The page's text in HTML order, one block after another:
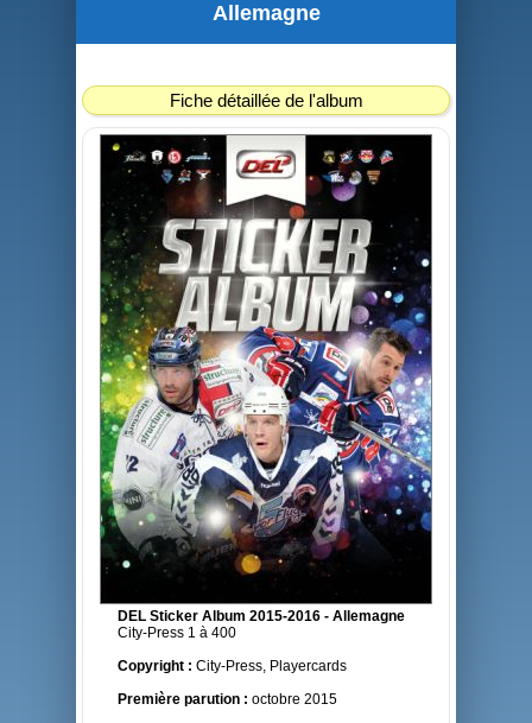
Allemagne
Fiche détaillée de l'album
DEL Sticker Album 2015-2016 - Allemagne
City-Press 1 à 400
Copyright : City-Press, Playercards
Première parution : octobre 2015